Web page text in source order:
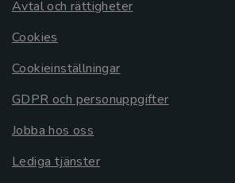
Avtal och rättigheter
Cookies
Cookieinställningar
GDPR och personuppgifter
Jobba hos oss
Lediga tjänster